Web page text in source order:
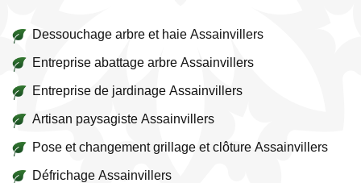
Dessouchage arbre et haie Assainvillers
Entreprise abattage arbre Assainvillers
Entreprise de jardinage Assainvillers
Artisan paysagiste Assainvillers
Pose et changement grillage et clôture Assainvillers
Défrichage Assainvillers